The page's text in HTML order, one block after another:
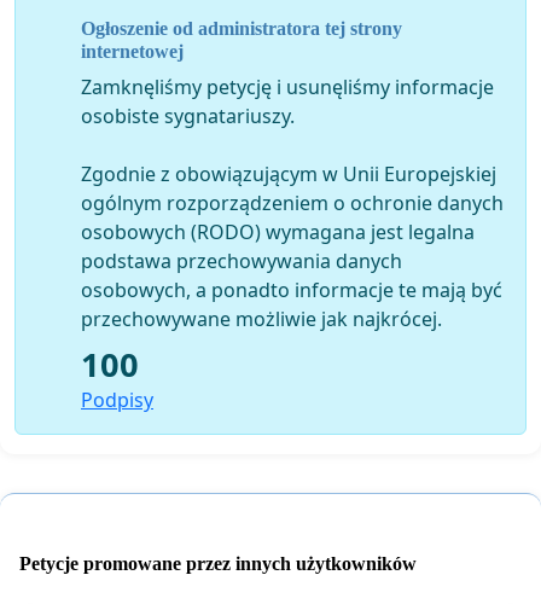
Ogłoszenie od administratora tej strony
internetowej
Zamknęliśmy petycję i usunęliśmy informacje
osobiste sygnatariuszy.
Zgodnie z obowiązującym w Unii Europejskiej
ogólnym rozporządzeniem o ochronie danych
osobowych (RODO) wymagana jest legalna
podstawa przechowywania danych
osobowych, a ponadto informacje te mają być
przechowywane możliwie jak najkrócej.
100
Podpisy
Petycje promowane przez innych użytkowników